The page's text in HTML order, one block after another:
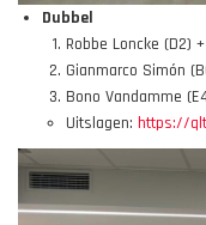
Dubbel
Robbe Loncke (D2)
Gianmarco Simón
Bono Vandamme
Uitslagen: https://